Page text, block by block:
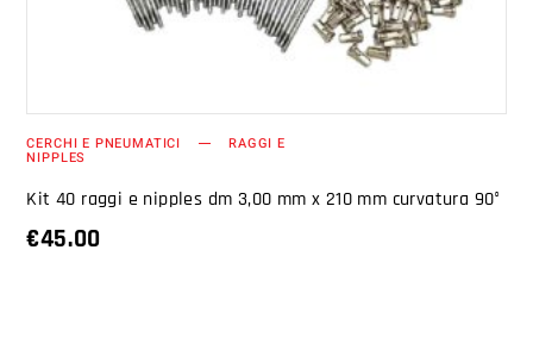
CERCHI E PNEUMATICI RAGGI E
NIPPLES
Kit 40 raggi e nipples dm 3,00 mm x 210 mm curvatura 90°
€45.00